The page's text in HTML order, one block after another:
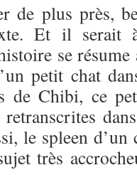
de plus près,
Et il serait
se
petit chat
de Chibi, ce
le spleen d’un
très